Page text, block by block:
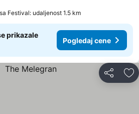
Festival: udaljenost 1.5 km
prikazale
Pogledaj cene
Deli